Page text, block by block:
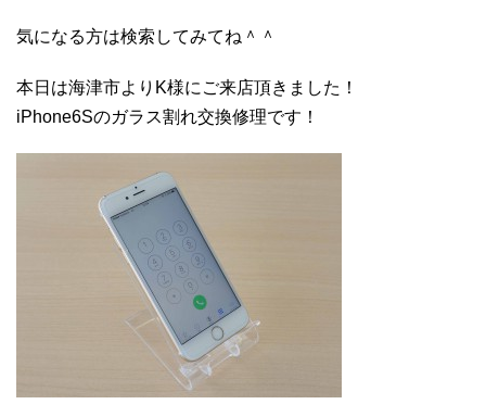
気になる方は検索してみてね＾＾
本日は海津市よりK様にご来店頂きました！
iPhone6Sのガラス割れ交換修理です！